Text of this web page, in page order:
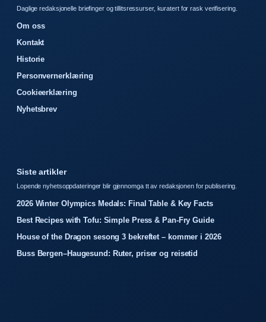
Daglige redaksjonelle briefinger og tillitsressurser, kuratert for rask verifisering.
Om oss
Kontakt
Historie
Personvernerklæring
Cookieerklæring
Nyhetsbrev
Siste artikler
Lopende nyhetsoppdateringer blir gjennomga tt av redaksjonen for publisering.
2026 Winter Olympics Medals: Final Table & Key Facts
Best Recipes with Tofu: Simple Press & Pan-Fry Guide
House of the Dragon sesong 3 bekreftet – kommer i 2026
Buss Bergen–Haugesund: Ruter, priser og reisetid